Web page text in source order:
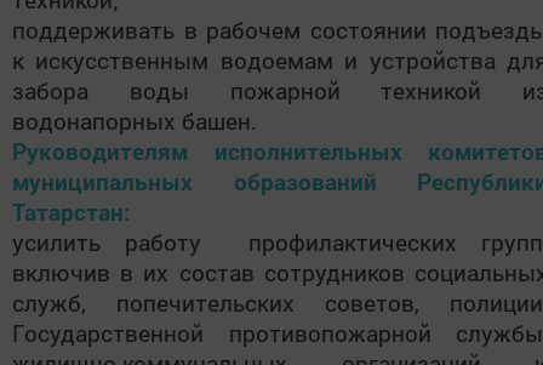
поддерживать в рабочем состоянии
к искусственным водоемам и устройства
забора воды пожарной техникой
водонапорных башен.
Руководителям исполнительных
муниципальных образований
Татарстан:
усилить работу профилактических
включив в их состав сотрудников
служб, попечительских советов,
Государственной противопожарной